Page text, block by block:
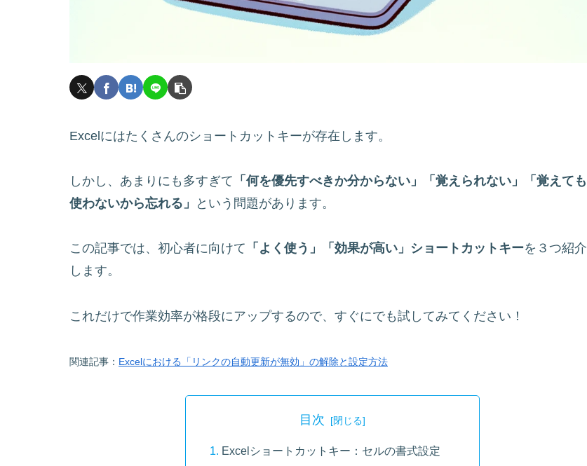
Excelにはたくさんのショートカットキーが存在します。
しかし、あまりにも多すぎて 「何を優先すべきか分からない」「覚えられない」「覚えても
使わないから忘れる」
という問題があります。
この記事では、初心者に向けて 「よく使う」「効果が高い」ショートカットキーを３つ紹介
します。
これだけで作業効率が格段にアップするので、すぐにでも試してみてください！
関連記事： Excelにおける「リンクの自動更新が無効」の解除と設定方法
目次
Excelショートカットキー：セルの書式設定